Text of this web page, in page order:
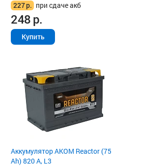
227р. при сдаче акб
248р.
Купить
Аккумулятор AKOM Reactor (75
Ah) 820 А, L3